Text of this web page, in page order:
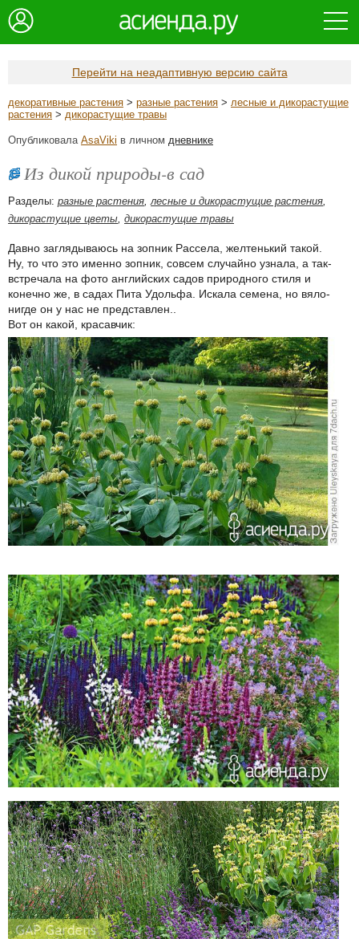
Перейти на неадаптивную версию сайта
декоративные растения > разные растения > лесные и дикорастущие
растения > дикорастущие травы
Опубликовала AsaViki в личном дневнике
Из дикой природы-в сад
Разделы: разные растения,лесные и дикорастущие растения,
дикорастущие цветы, дикорастущие травы
Давно заглядываюсь на зопник Рассела, желтенький такой.
Ну, то что это именно зопник, совсем случайно узнала, а так-
встречала на фото английских садов природного стиля и
конечно же, в садах Пита Удольфа. Искала семена, но вяло-
нигде он у нас не представлен..
Вот он какой, красавчик: